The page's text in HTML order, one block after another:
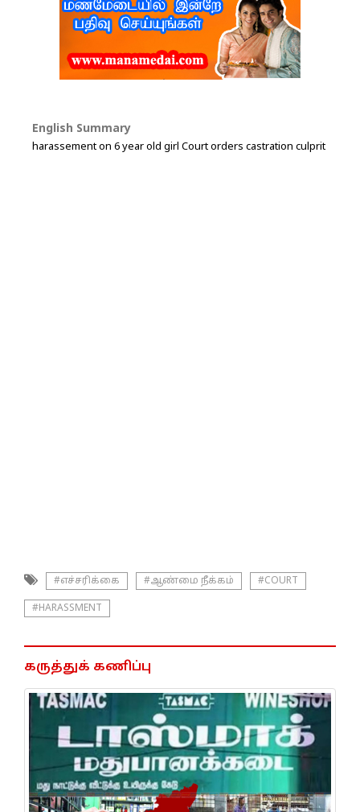
English Summary
harassement on 6 year old girl Court orders castration culprit
#எச்சரிக்கை #ஆண்மை நீக்கம் #COURT
#HARASSMENT
கருத்துக் கணிப்பு